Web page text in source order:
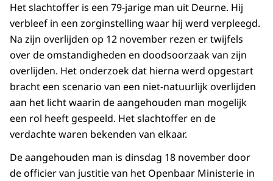
Het slachtoffer is een 79-jarige man uit Deurne. Hij
verbleef in een zorginstelling waar hij werd verpleegd.
Na zijn overlijden op 12 november rezen er twijfels
over de omstandigheden en doodsoorzaak van zijn
overlijden. Het onderzoek dat hierna werd opgestart
bracht een scenario van een niet-natuurlijk overlijden
aan het licht waarin de aangehouden man mogelijk
een rol heeft gespeeld. Het slachtoffer en de
verdachte waren bekenden van elkaar.
De aangehouden man is dinsdag 18 november door
de officier van justitie van het Openbaar Ministerie in